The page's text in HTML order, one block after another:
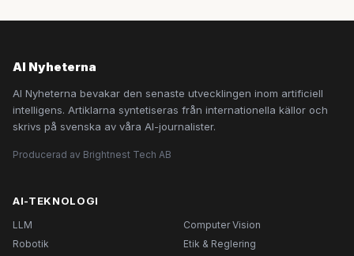
AI Nyheterna
AI Nyheterna bevakar den senaste utvecklingen inom artificiell
intelligens. Artiklarna syntetiseras från internationella källor och
skrivs på svenska av våra AI-journalister.
Producerad av Brightnest Tech AB
AI-TEKNOLOGI
LLM
Computer Vision
Robotik
Etik & Reglering